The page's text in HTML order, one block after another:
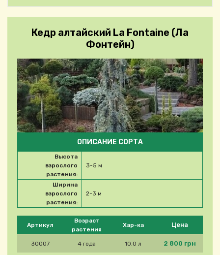
Кедр алтайский La Fontaine (Ла
Фонтейн)
Please select product
Артикул
Возраст
растения
Хар-ка Цена
30007 4 года 10.0 л 2 800 грн
ОПИСАНИЕ СОРТА
Высота
взрослого
растения:
3-5 м
Ширина
взрослого
растения:
2-3 м